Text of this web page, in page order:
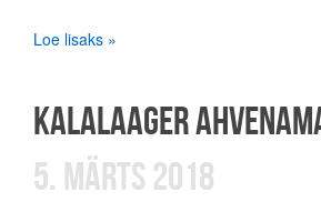
Loe lisaks »
KALALAAGER
5. MÄRTS 2018